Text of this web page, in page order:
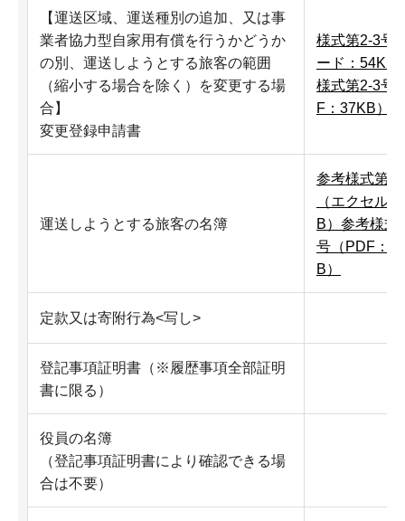
【運送区域、運送種別の追加、又は事
業者協力型自家用有償を行うかどうか
の別、運送しようとする旅客の範囲
（縮小する場合を除く）を変更する場
合】
変更登録申請書
様式第2-3号
ード：54KB
様式第2-3号
F：37KB）
運送しようとする旅客の名簿
参考様式第
（エクセル
B） 参考様式
号（PDF：
B）
定款又は寄附行為<写し>
登記事項証明書（※履歴事項全部証明
書に限る）
役員の名簿
（登記事項証明書により確認できる場
合は不要）